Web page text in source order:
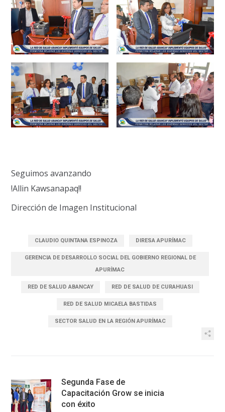
Seguimos avanzando
!Allin Kawsanapaq!!
Dirección de Imagen Institucional
CLAUDIO QUINTANA ESPINOZA DIRESA APURÍMAC
GERENCIA DE DESARROLLO SOCIAL DEL GOBIERNO REGIONAL DE
APURÍMAC
RED DE SALUD ABANCAY RED DE SALUD DE CURAHUASI
RED DE SALUD MICAELA BASTIDAS
SECTOR SALUD EN LA REGIÓN APURÍMAC
Segunda Fase de
Capacitación Grow se inicia
con éxito